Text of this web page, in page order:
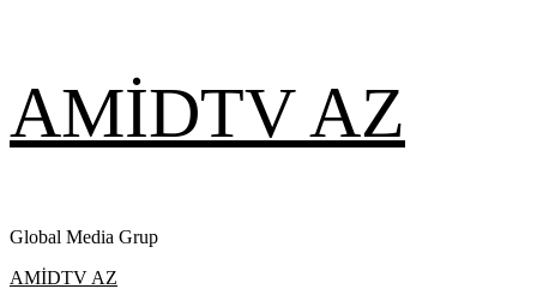
content
AMİDTV AZ
Global Media Grup
Primary
AMİDTV AZ